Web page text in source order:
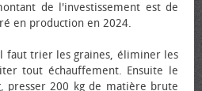
de l'investissement est de
en production en 2024.
faut trier les graines, éliminer les
tout échauffement. Ensuite le
presser 200 kg de matière brute